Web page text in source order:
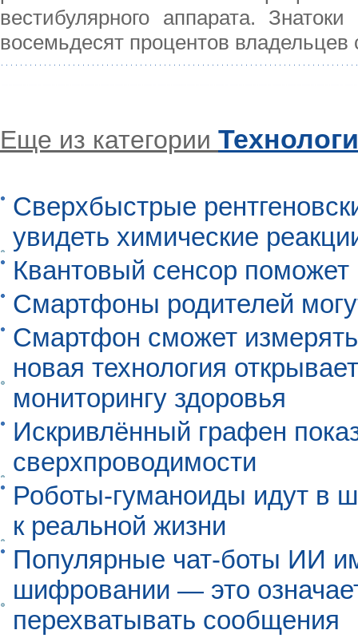
вестибулярного аппарата.
восемьдесят процентов
Еще из категории
Сверхбыстрые
увидеть химические
Квантовый сенсор
Смартфоны родителей
Смартфон сможет
новая технология
мониторингу здоровья
Искривлённый графен
сверхпроводимости
Роботы-гуманоиды идут в
к реальной жизни
Популярные чат-боты ИИ
шифровании — это
перехватывать сообщения